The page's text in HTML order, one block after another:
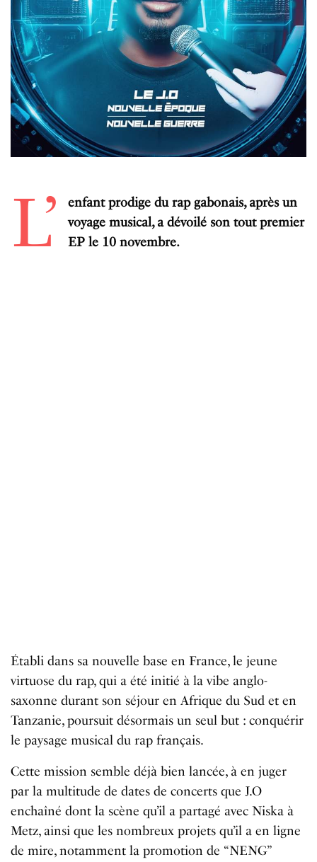
L’
enfant prodige du rap gabonais, après un
voyage musical, a dévoilé son tout premier
EP le 10 novembre.
Établi dans sa nouvelle base en France, le jeune
virtuose du rap, qui a été initié à la vibe anglo-
saxonne durant son séjour en Afrique du Sud et en
Tanzanie, poursuit désormais un seul but : conquérir
le paysage musical du rap français.
Cette mission semble déjà bien lancée, à en juger
par la multitude de dates de concerts que J.O
enchaîné dont la scène qu’il a partagé avec Niska à
Metz, ainsi que les nombreux projets qu’il a en ligne
de mire, notamment la promotion de “NENG”